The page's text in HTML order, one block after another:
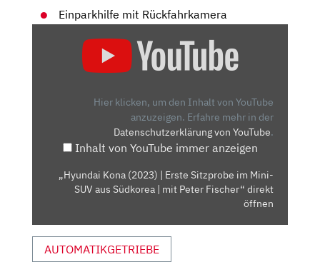
Einparkhilfe mit Rückfahrkamera
MIT
PETER
Hier klicken, um den Inhalt von YouTube
anzuzeigen. Erfahre mehr in der
Datenschutzerklärung von YouTube.
Inhalt von YouTube immer anzeigen
„Hyundai Kona (2023) | Erste Sitzprobe im Mini-
SUV aus Südkorea | mit Peter Fischer“ direkt
öffnen
AUTOMATIKGETRIEBE